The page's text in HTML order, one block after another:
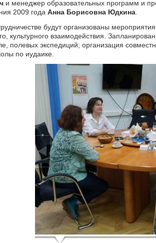
и менеджер образовательных программ и
2009 года Анна Борисовна Юдкина.
будут организованы
культурного взаимодействия.
полевых экспедиций; организация
по иудаике.